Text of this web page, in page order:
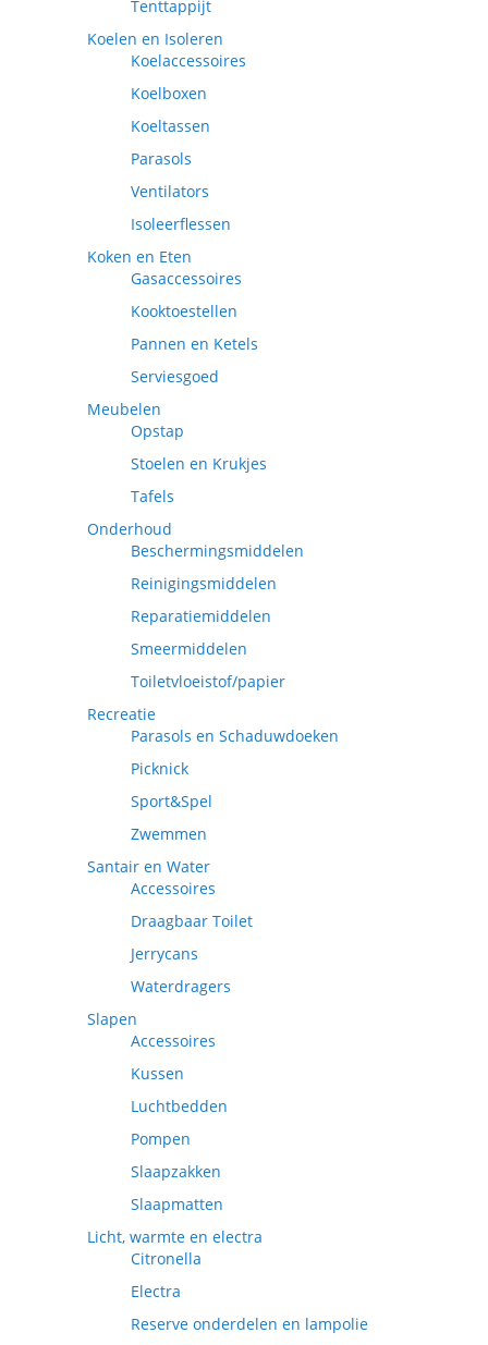
Tenttappijt
Koelen en Isoleren
Koelaccessoires
Koelboxen
Koeltassen
Parasols
Ventilators
Isoleerflessen
Koken en Eten
Gasaccessoires
Kooktoestellen
Pannen en Ketels
Serviesgoed
Meubelen
Opstap
Stoelen en Krukjes
Tafels
Onderhoud
Beschermingsmiddelen
Reinigingsmiddelen
Reparatiemiddelen
Smeermiddelen
Toiletvloeistof/papier
Recreatie
Parasols en Schaduwdoeken
Picknick
Sport&Spel
Zwemmen
Santair en Water
Accessoires
Draagbaar Toilet
Jerrycans
Waterdragers
Slapen
Accessoires
Kussen
Luchtbedden
Pompen
Slaapzakken
Slaapmatten
Licht, warmte en electra
Citronella
Electra
Reserve onderdelen en lampolie